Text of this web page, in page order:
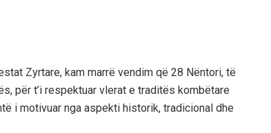
Zyrtare, kam marrë vendim që 28 Nëntori, të
për t’i respektuar vlerat e traditës kombëtare
i motivuar nga aspekti historik, tradicional dhe